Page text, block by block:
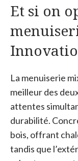
Et si on
La menuiserie
meilleur des
attentes
durabilité.
bois, offrant
tandis que